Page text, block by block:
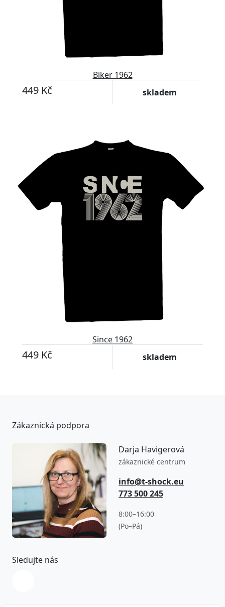
Biker 1962
449 Kč skladem
Since 1962
449 Kč skladem
Zákaznická podpora
Darja Havigerová
zákaznické centrum
info@t-shock.eu
773 500 245
8:00–16:00
(Po–Pá)
Sledujte nás